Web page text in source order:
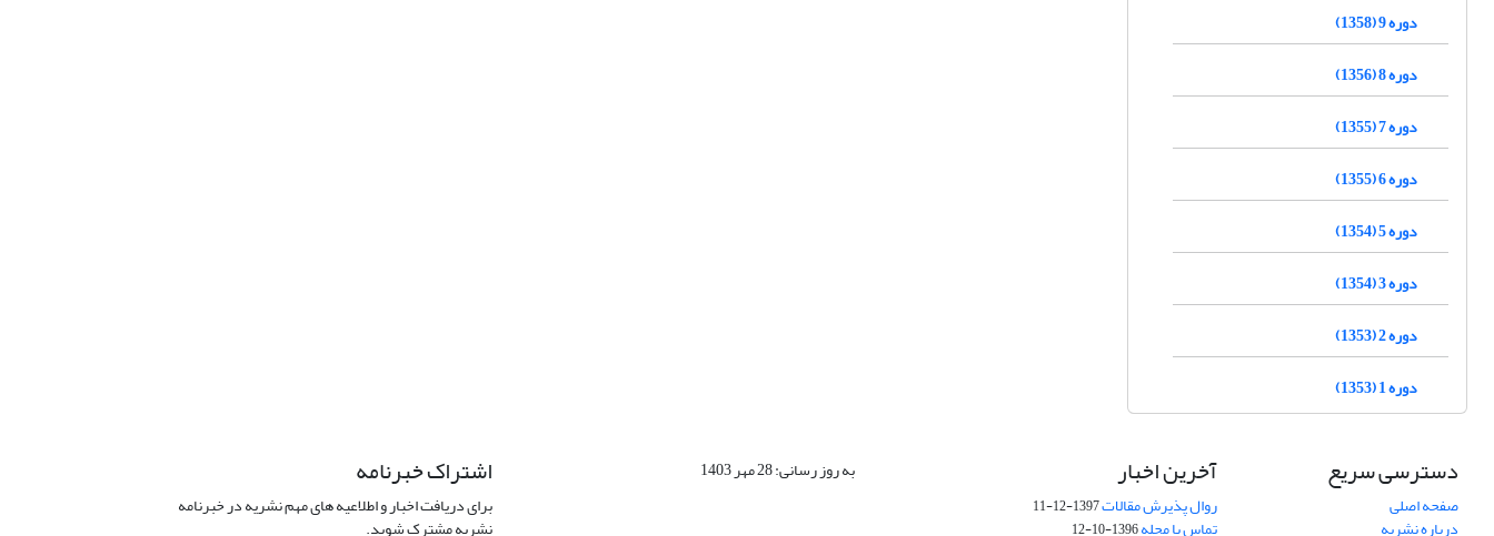
دوره 9 (1358)
دوره 8 (1356)
دوره 7 (1355)
دوره 6 (1355)
دوره 5 (1354)
دوره 3 (1354)
دوره 2 (1353)
دوره 1 (1353)
دسترسی سریع
صفحه اصلی
درباره نشریه
آخرین اخبار
روال پذیرش مقالات1397-12-11
تماس با مجله1396-10-12
به روز رسانی: 28 مهر 1403 اشتراک خبرنامه
برای دریافت اخبار و اطلاعیه های مهم نشریه در خبرنامه
نشریه مشترک شوید.